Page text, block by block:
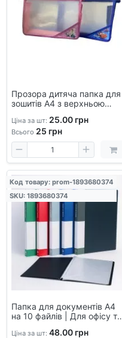
Прозора дитяча папка для
зошитів А4 з верхньою
папка-конверт
Ціна за шт: 25.00 грн
Всього 25 грн
Папка для документів А4
на 10 файлів | Для офісу та
Код товару: prom-1893680374
SKU: 1893680374
Ціна за шт: 48.00 грн